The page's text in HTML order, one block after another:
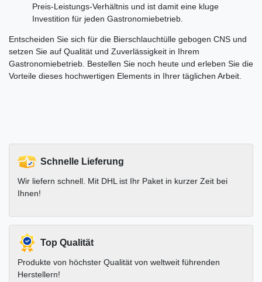
Preis-Leistungs-Verhältnis und ist damit eine kluge
Investition für jeden Gastronomiebetrieb.
Entscheiden Sie sich für die Bierschlauchtülle gebogen CNS und
setzen Sie auf Qualität und Zuverlässigkeit in Ihrem
Gastronomiebetrieb. Bestellen Sie noch heute und erleben Sie die
Vorteile dieses hochwertigen Elements in Ihrer täglichen Arbeit.
Schnelle Lieferung
Wir liefern schnell. Mit DHL ist Ihr Paket in kurzer Zeit bei
Ihnen!
Top Qualität
Produkte von höchster Qualität von weltweit führenden
Herstellern!